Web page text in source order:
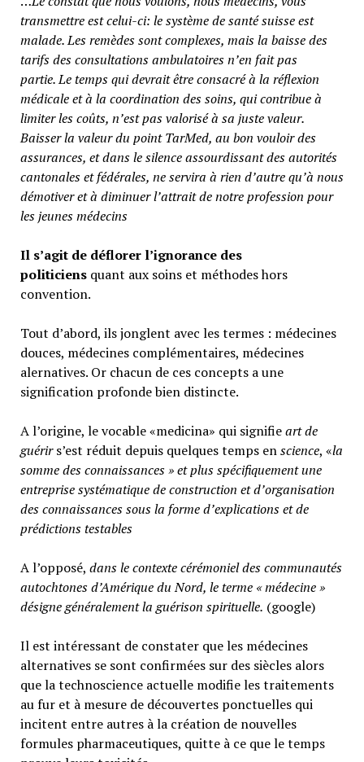
transmettre est celui-ci: le système de santé suisse est
malade. Les remèdes sont complexes, mais la baisse des
tarifs des consultations ambulatoires n’en fait pas
partie.Le temps qui devrait être consacré à la réflexion
médicale et à la coordination des soins, qui contribue à
limiter les coûts, n’est pas valorisé à sa juste valeur.
Baisser la valeur du point TarMed, au bon vouloir des
assurances, et dans le silence assourdissant des autorités
cantonales et fédérales, ne servira à rien d’autre qu’à nous
démotiver et à diminuer l’attrait de notre profession pour
les jeunes médecins
Il s’agit de déflorer l’ignorance des
politiciensquant aux soins et méthodes hors
convention.
Tout d’abord, ils jonglent avec les termes : médecines
douces, médecines complémentaires, médecines
alernatives. Or chacun de ces concepts a une
signification profonde bien distincte.
A l’origine, le vocable «medicina» qui signifieart de
guérirs’est réduit depuis quelques temps enscience, «la
somme des connaissances » et plus spécifiquement une
entreprise systématique de construction et d’organisation
des connaissances sous la forme d’explications et de
prédictions testables
A l’opposé, dans le contexte cérémoniel des communautés
autochtones d’Amérique du Nord, le terme « médecine »
désigne généralementla guérison spirituelle. (google)
Il est intéressant de constater que les médecines
alternatives se sont confirmées sur des siècles alors
que la technoscience actuelle modifie les traitements
au fur et à mesure de découvertes ponctuelles qui
incitent entre autres à la création de nouvelles
formules pharmaceutiques, quitte à ce que le temps